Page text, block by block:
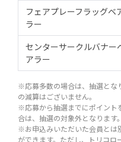
フェアプレーフラッグベ
ラー
センターサークルバナー
アラー
※応募多数の場合は、抽選とな
の減算はございません。
※応募から抽選までにポイント
合は、抽選の対象外となります。
※お申込みいただいた会員とは
ができます。ただし、トリコ